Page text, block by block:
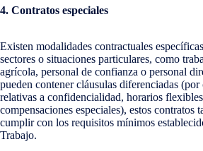
4. Contratos especiales
Existen modalidades contractuales
sectores o situaciones particulares, como
agrícola, personal de confianza o personal
pueden contener cláusulas diferenciadas (por
relativas a confidencialidad, horarios
compensaciones especiales), estos contratos
cumplir con los requisitos mínimos
Trabajo.